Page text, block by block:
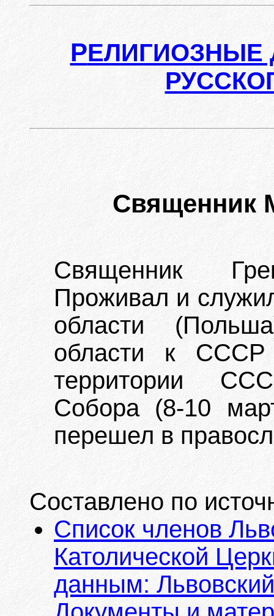
РЕЛИГИОЗНЫЕ
Священник
Священник
Проживал и
области
области к
территории
Собора (8-10
перешел в
Составлено по
Список членов
Католической
данным: